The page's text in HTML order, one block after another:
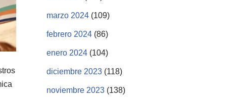
marzo 2024 (109)
febrero 2024 (86)
enero 2024 (104)
diciembre 2023 (118)
noviembre 2023 (138)